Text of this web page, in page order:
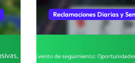
Reclamaciones Diarias y